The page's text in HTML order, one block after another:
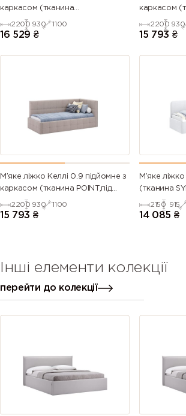
каркасом (тканина
SYMPHONY,під замовлення)
2200 930 1100
16 529 ₴
каркасом
2200 930
15 793 ₴
М’яке ліжко Келлі 0.9 підйомне з
каркасом (тканина POINT,під
замовлення)
2200 930 1100
15 793 ₴
М’яке
(тканина
2150 915
14 085 ₴
Інші елементи колекції
перейти до колекції